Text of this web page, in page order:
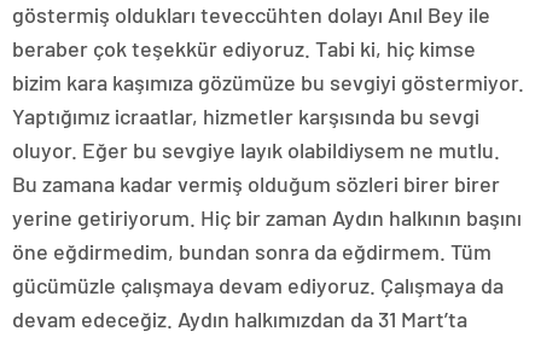
göstermiş oldukları teveccühten dolayı Anıl Bey ile
beraber çok teşekkür ediyoruz. Tabi ki, hiç kimse
bizim kara kaşımıza gözümüze bu sevgiyi göstermiyor.
Yaptığımız icraatlar, hizmetler karşısında bu sevgi
oluyor. Eğer bu sevgiye layık olabildiysem ne mutlu.
Bu zamana kadar vermiş olduğum sözleri birer birer
yerine getiriyorum. Hiç bir zaman Aydın halkının başını
öne eğdirmedim, bundan sonra da eğdirmem. Tüm
gücümüzle çalışmaya devam ediyoruz. Çalışmaya da
devam edeceğiz. Aydın halkımızdan da 31 Mart’ta